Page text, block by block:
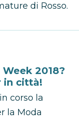
di Rosso.
2018?
in città!
corso la
la Moda